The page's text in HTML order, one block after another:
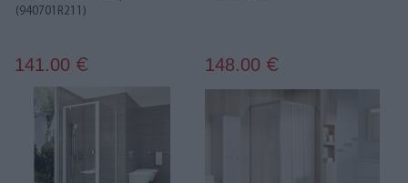
(940701R211)
141.00 € 148.00 €